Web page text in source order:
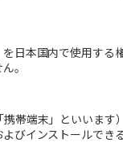
日本国内で使用する
。
帯端末」といいます
びインストールでき